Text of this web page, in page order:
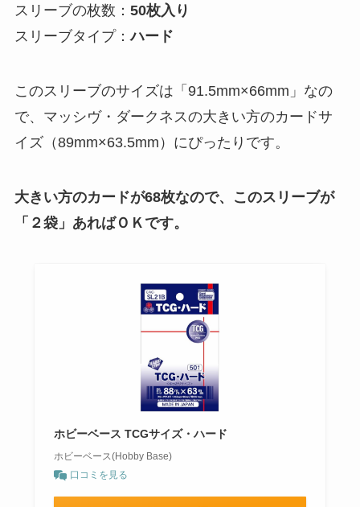
スリーブの枚数： 50枚入り
スリーブタイプ：ハード
このスリーブのサイズは「91.5mm×66mm」なの
で、マッシヴ・ダークネスの大きい方のカードサ
イズ（89mm×63.5mm）にぴったりです。
大きい方のカードが68枚なので、このスリーブが
「２ 袋」あればＯＫです。
ホビーベース TCGサイズ・ハード
ホビーベース(Hobby Base)
口コミを見る